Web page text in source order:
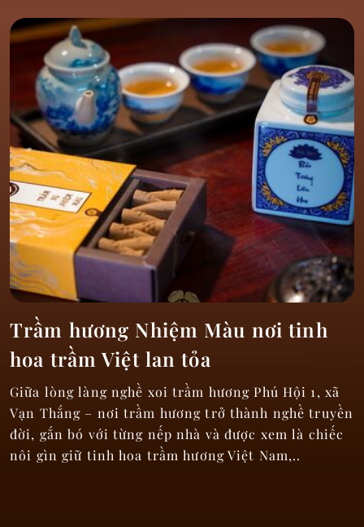
Trầm hương Nhiệm Màu nơi tinh
hoa trầm Việt lan tỏa
Giữa lòng làng nghề xoi trầm hương Phú Hội 1, xã
Vạn Thắng – nơi trầm hương trở thành nghề truyền
đời, gắn bó với từng nếp nhà và được xem là chiếc
nôi gìn giữ tinh hoa trầm hương Việt Nam,..